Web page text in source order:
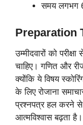
समय लगभग
Preparation
उम्मीदवारों को
चाहिए। गणित और
क्योंकि ये विषय
के लिए रोजाना
प्रश्नपत्र हल करने से
आत्मविश्वास बढ़ता है।